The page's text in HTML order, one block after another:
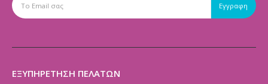
ΕΞΥΠΗΡΕΤΗΣΗ ΠΕΛΑΤΩΝ